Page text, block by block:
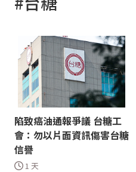
陷致癌油通報爭議 台糖工
會：勿以片面資訊傷害台糖
信譽
1 天